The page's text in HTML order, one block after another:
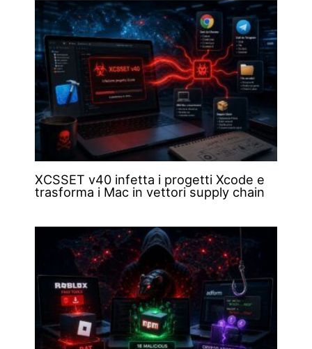
XCSSET v40 infetta i progetti Xcode e
trasforma i Mac in vettori supply chain